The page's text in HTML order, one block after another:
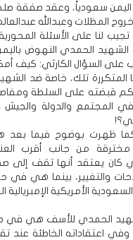
سعودياً، وعقد صفقة
المظلات وعبدالله
لنا على الأسئلة
الشهيد الحمدي النهوض
على السؤال الكارثي: كيف
المتكررة تلك، خاصة ضد
قبضته على السلطة
المجتمع والدولة
ظهرت بوضوح فيما بعد
من جانب أقرب
كان يعتقد أنها تقف إلى
والتغيير، بينما هي
الأمريكية الإمبريالية
الحمدي للأسف هي في
وفي اعتقاداته الخاطئة عند